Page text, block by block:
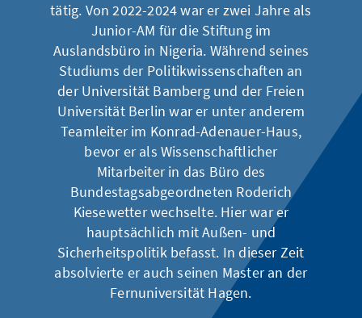
tätig. Von 2022-2024 war er zwei Jahre als
Junior-AM für die Stiftung im
Auslandsbüro in Nigeria. Während seines
Studiums der Politikwissenschaften an
der Universität Bamberg und der Freien
Universität Berlin war er unter anderem
Teamleiter im Konrad-Adenauer-Haus,
bevor er als Wissenschaftlicher
Mitarbeiter in das Büro des
Bundestagsabgeordneten Roderich
Kiesewetter wechselte. Hier war er
hauptsächlich mit Außen- und
Sicherheitspolitik befasst. In dieser Zeit
absolvierte er auch seinen Master an der
Fernuniversität Hagen.